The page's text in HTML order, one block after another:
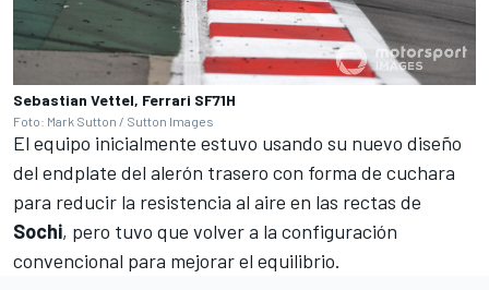
Sebastian Vettel, Ferrari SF71H
Foto: Mark Sutton / Sutton Images
El equipo inicialmente estuvo usando su nuevo diseño
del endplate del alerón trasero con forma de cuchara
para reducir la resistencia al aire en las rectas de
Sochi, pero tuvo que volver a la configuración
convencional para mejorar el equilibrio.